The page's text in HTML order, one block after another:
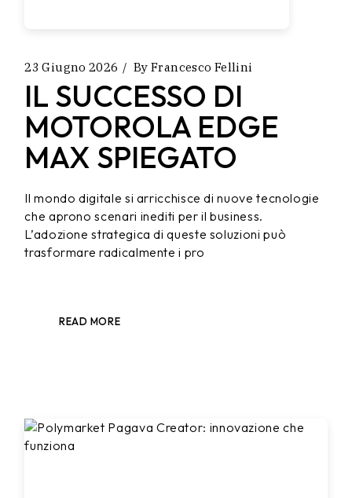
23 Giugno 2026 By Francesco Fellini
IL SUCCESSO DI
MOTOROLA EDGE
MAX SPIEGATO
Il mondo digitale si arricchisce di nuove tecnologie
che aprono scenari inediti per il business.
L’adozione strategica di queste soluzioni può
trasformare radicalmente i pro
READ MORE